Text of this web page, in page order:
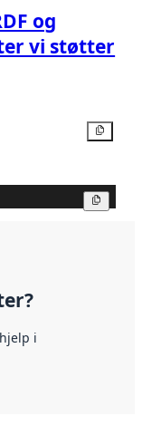
og
vi støtter
i